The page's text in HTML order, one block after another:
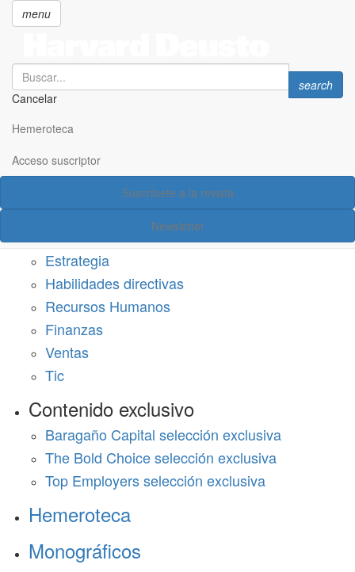
principal
menu
Search
Cancelar
Search
search
Hemeroteca
Acceso suscriptor
Suscríbete a la revista
Newsletter
Acceso suscriptor
Estrategia
Habilidades directivas
Recursos Humanos
Finanzas
Ventas
Tic
Contenido exclusivo
Baragaño Capital selección exclusiva
The Bold Choice selección exclusiva
Top Employers selección exclusiva
Hemeroteca
Monográficos